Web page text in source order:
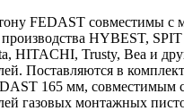
FEDAST совместимы с
HYBEST,
HITACHI, Trusty, Bea и
Поставляются в
165 мм, совместимым
газовых монтажных